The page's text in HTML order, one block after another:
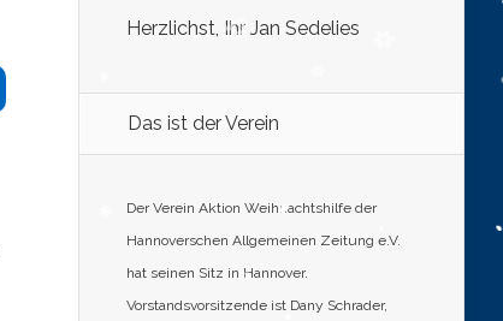
Herzlichst, Ihr Jan Sedelies
Das ist der Verein
Der Verein Aktion Weihnachtshilfe der
Hannoverschen Allgemeinen Zeitung e.V.
hat seinen Sitz in Hannover.
Vorstandsvorsitzende ist Dany Schrader,